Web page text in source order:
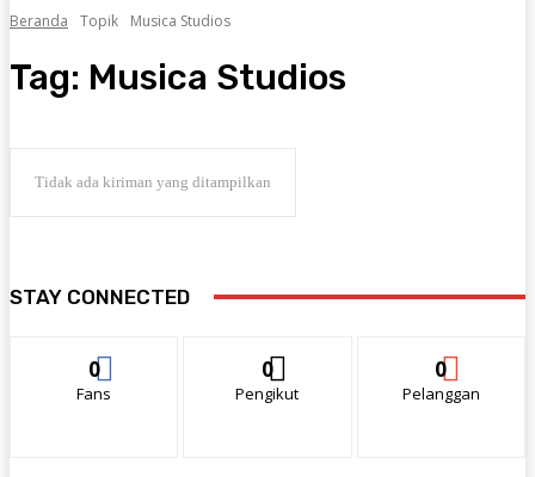
Beranda Topik Musica Studios
Tag: Musica Studios
Tidak ada kiriman yang ditampilkan
STAY CONNECTED
0
Fans
0
Pengikut
0
Pelanggan